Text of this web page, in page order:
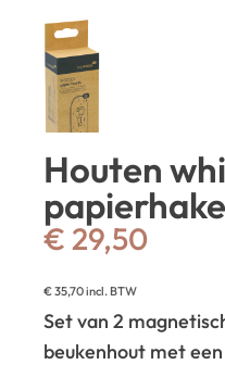
Houten
€ 29,50
€35,70incl. BTW
Set van 2
beukenhout met